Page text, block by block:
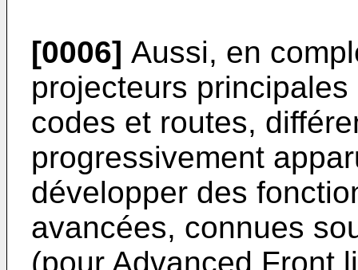
[0006] Aussi, en
projecteurs
codes et routes,
progressivement
développer des
avancées, connues
(pour Advanced Front